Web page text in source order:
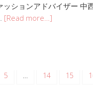
ションアドバイザー 中
[Read more…]
5 … 14 15